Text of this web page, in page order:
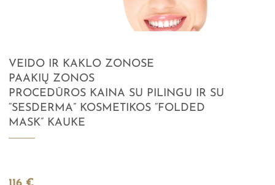
VEIDO IR KAKLO ZONOSE
PAAKIŲ ZONOS
PROCEDŪROS KAINA SU PILINGU IR SU
“SESDERMA” KOSMETIKOS “FOLDED
MASK” KAUKE